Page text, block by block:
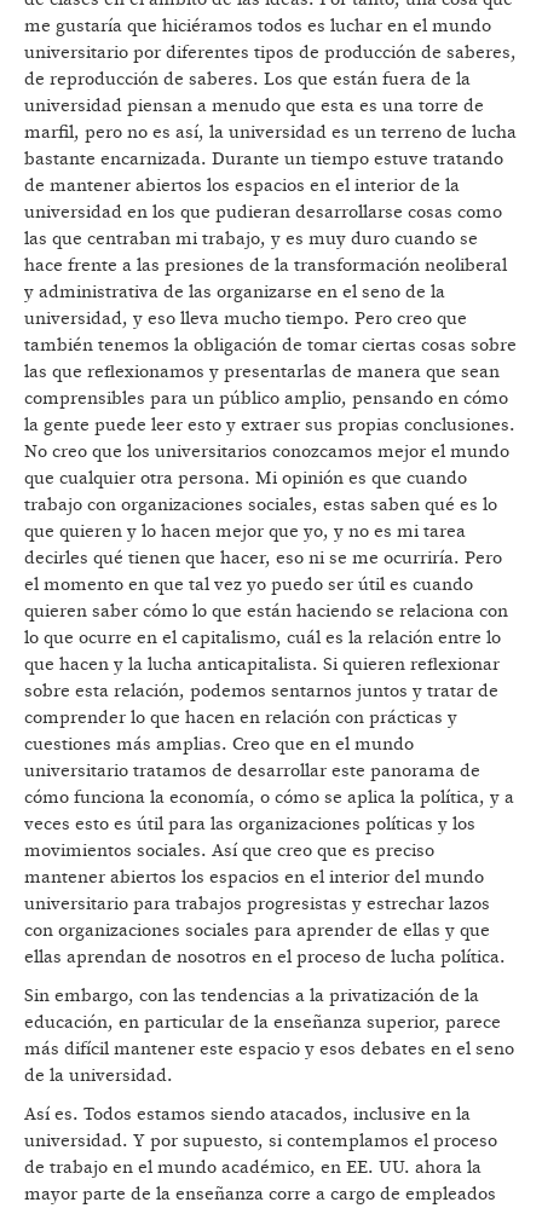
me gustaría que hiciéramos todos es luchar en el mundo
universitario por diferentes tipos de producción de saberes,
de reproducción de saberes. Los que están fuera de la
universidad piensan a menudo que esta es una torre de
marfil, pero no es así, la universidad es un terreno de lucha
bastante encarnizada. Durante un tiempo estuve tratando
de mantener abiertos los espacios en el interior de la
universidad en los que pudieran desarrollarse cosas como
las que centraban mi trabajo, y es muy duro cuando se
hace frente a las presiones de la transformación neoliberal
y administrativa de las organizarse en el seno de la
universidad, y eso lleva mucho tiempo. Pero creo que
también tenemos la obligación de tomar ciertas cosas sobre
las que reflexionamos y presentarlas de manera que sean
comprensibles para un público amplio, pensando en cómo
la gente puede leer esto y extraer sus propias conclusiones.
No creo que los universitarios conozcamos mejor el mundo
que cualquier otra persona. Mi opinión es que cuando
trabajo con organizaciones sociales, estas saben qué es lo
que quieren y lo hacen mejor que yo, y no es mi tarea
decirles qué tienen que hacer, eso ni se me ocurriría. Pero
el momento en que tal vez yo puedo ser útil es cuando
quieren saber cómo lo que están haciendo se relaciona con
lo que ocurre en el capitalismo, cuál es la relación entre lo
que hacen y la lucha anticapitalista. Si quieren reflexionar
sobre esta relación, podemos sentarnos juntos y tratar de
comprender lo que hacen en relación con prácticas y
cuestiones más amplias. Creo que en el mundo
universitario tratamos de desarrollar este panorama de
cómo funciona la economía, o cómo se aplica la política, y a
veces esto es útil para las organizaciones políticas y los
movimientos sociales. Así que creo que es preciso
mantener abiertos los espacios en el interior del mundo
universitario para trabajos progresistas y estrechar lazos
con organizaciones sociales para aprender de ellas y que
ellas aprendan de nosotros en el proceso de lucha política.
Sin embargo, con las tendencias a la privatización de la
educación, en particular de la enseñanza superior, parece
más difícil mantener este espacio y esos debates en el seno
de la universidad.
Así es. Todos estamos siendo atacados, inclusive en la
universidad. Y por supuesto, si contemplamos el proceso
de trabajo en el mundo académico, en EE. UU. ahora la
mayor parte de la enseñanza corre a cargo de empleados